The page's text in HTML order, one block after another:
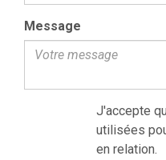
Message
J'accepte
utilisées
en relation.